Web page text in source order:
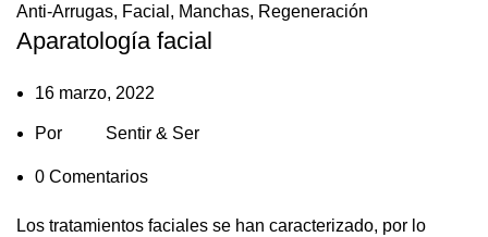
Anti-Arrugas, Facial , Manchas, Regeneración
Aparatología facial
16 marzo, 2022
Por Sentir & Ser
0 Comentarios
Los tratamientos faciales se han caracterizado, por lo